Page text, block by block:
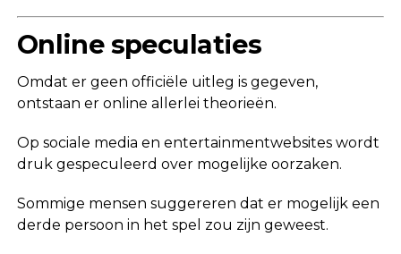
Online speculaties
Omdat er geen officiële uitleg is gegeven,
ontstaan er online allerlei theorieën.
Op sociale media en entertainmentwebsites wordt
druk gespeculeerd over mogelijke oorzaken.
Sommige mensen suggereren dat er mogelijk een
derde persoon in het spel zou zijn geweest.